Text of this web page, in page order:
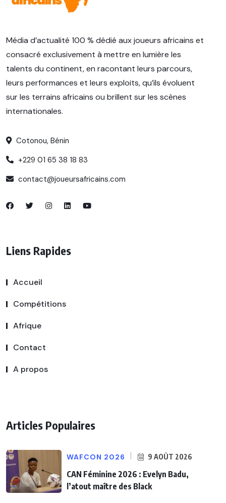
Média d’actualité 100 % dédié aux joueurs africains et
consacré exclusivement à mettre en lumière les
talents du continent, en racontant leurs parcours,
leurs performances et leurs exploits, qu’ils évoluent
sur les terrains africains ou brillent sur les scènes
internationales.
Cotonou, Bénin
+229 01 65 38 18 83
contact@joueursafricains.com
Liens Rapides
Accueil
Compétitions
Afrique
Contact
A propos
Articles Populaires
WAFCON 2026 9 AOÛT 2026
CAN Féminine 2026 : Evelyn Badu,
l’atout maître des Black